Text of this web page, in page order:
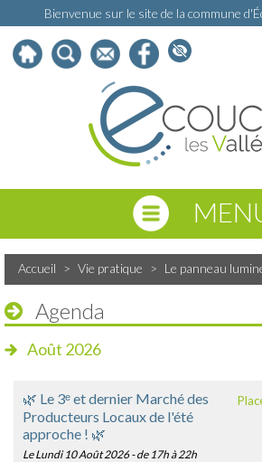
Bienvenue sur le site de la commune
Accueil > Vie pratique > Le panneau
Agenda
Août 2026
🌿 Le 3ᵉ et dernier Marché des
Producteurs Locaux de l'été
approche ! 🌿
Le Lundi 10 Août 2026- de 17h à 22h